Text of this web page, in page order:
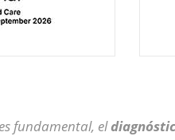
fundamental, el